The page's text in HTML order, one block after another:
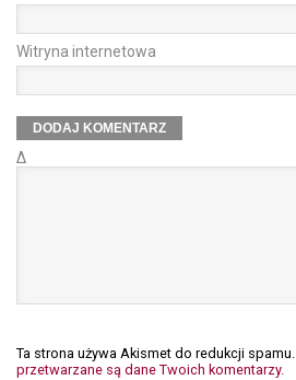
Witryna internetowa
Δ
Ta strona używa Akismet do redukcji spamu.
przetwarzane są dane Twoich komentarzy.